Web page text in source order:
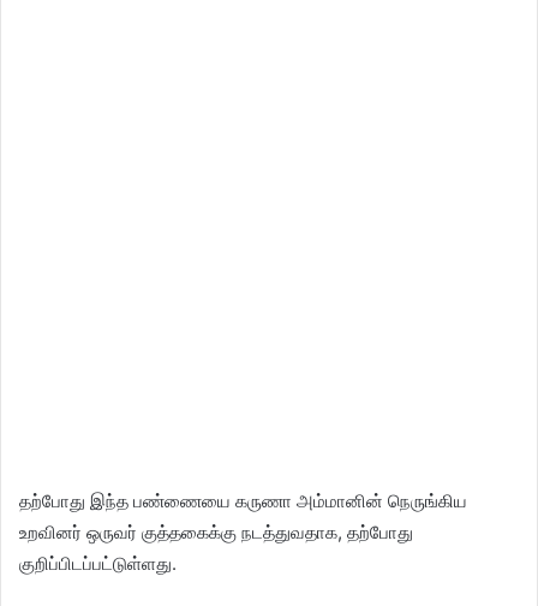
தற்போது இந்த பண்ணையை கருணா அம்மானின் நெருங்கிய
உறவினர் ஒருவர் குத்தகைக்கு நடத்துவதாக, தற்போது
குறிப்பிடப்பட்டுள்ளது.